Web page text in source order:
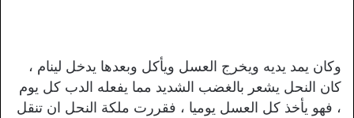
وكان يمد يديه ويخرج العسل ويأكل وبعدها يدخل لينام ،
كان النحل يشعر بالغضب الشديد مما يفعله الدب كل يوم
، فهو يأخذ كل العسل يوميا ، فقررت ملكة النحل ان تنقل